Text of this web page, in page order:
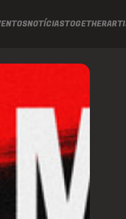
NOTÍCIASTOGETHER